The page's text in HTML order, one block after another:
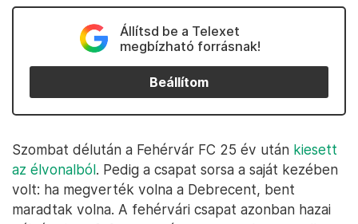
Állítsd be a Telexet
megbízható forrásnak!
Beállítom
Szombat délután a Fehérvár FC 25 év után kiesett
az élvonalból. Pedig a csapat sorsa a saját kezében
volt: ha megverték volna a Debrecent, bent
maradtak volna. A fehérvári csapat azonban hazai